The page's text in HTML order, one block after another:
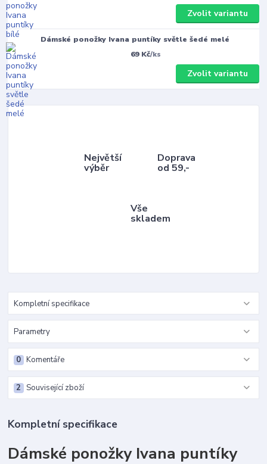
Zvolit variantu
Dámské ponožky Ivana puntíky světle šedé melé
69 Kč/ks
Zvolit variantu
Největší
výběr
Doprava
od 59,-
Vše
skladem
Kompletní specifikace
Parametry
Komentáře
0
Související zboží
2
Kompletní specifikace
Dámské ponožky Ivana puntíky